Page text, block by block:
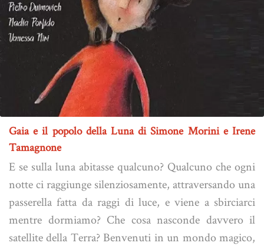
Gaia e il popolo della Luna di Simone Morini e Irene
Tamagnone
E se sulla luna abitasse qualcuno? Qualcuno che ogni
notte ci raggiunge silenziosamente, attraversando una
passerella fatta da raggi di luce, e viene a sbirciarci
mentre dormiamo? Che cosa nasconde davvero il
satellite della Terra? Benvenuti in un mondo magico,